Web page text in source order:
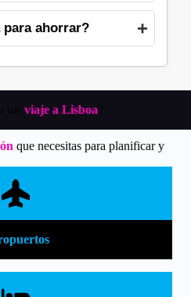
ahorrar?
viaje a Lisboa?
que necesitas para planificar y